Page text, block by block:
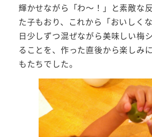
輝かせながら「わ～！」と素敵な
た子もおり、これから「おいしく
日少しずつ混ぜながら美味しい梅
ることを、作った直後から楽しみ
もたちでした。